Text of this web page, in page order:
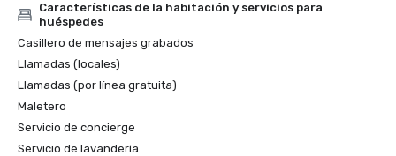
Características de la habitación y servicios para
huéspedes
Casillero de mensajes grabados
Llamadas (locales)
Llamadas (por línea gratuita)
Maletero
Servicio de concierge
Servicio de lavandería